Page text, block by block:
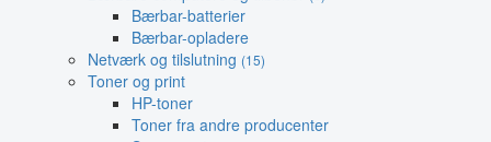
Bærbar-batterier
Bærbar-opladere
Netværk og tilslutning (15)
Toner og print
HP-toner
Toner fra andre producenter